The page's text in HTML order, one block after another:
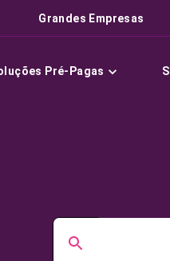
Grandes Empresas
Pré-Pagas